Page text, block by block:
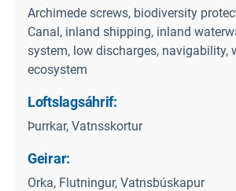
Archimede screws, biodiversity
Canal, inland shipping, inland
system, low discharges, navigability,
ecosystem
Loftslagsáhrif:
Þurrkar, Vatnsskortur
Geirar:
Orka, Flutningur, Vatnsbúskapur